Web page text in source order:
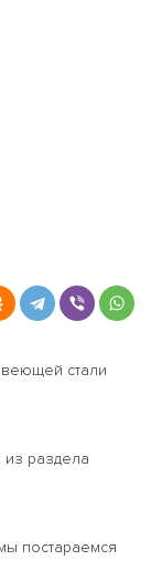
стали
из раздела
постараемся